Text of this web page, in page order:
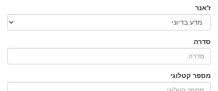
ז'אנר
סדרה
מספר קטלוגי